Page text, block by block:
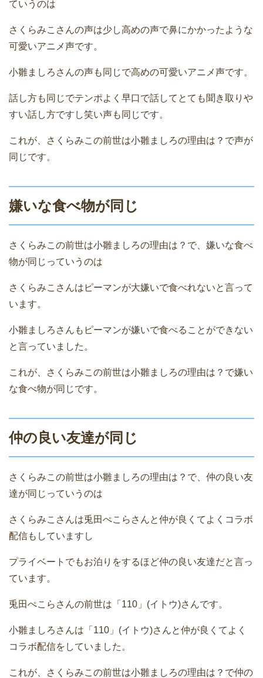
ていうのは
さくらみこさんの声は少し高めの声で鼻にかかったような
可愛いアニメ声です。
小雛ましろさんの声も同じで高めの可愛いアニメ声です。
話し方も同じでテンポよく早口で話してとても聞き取りや
すい話し方ですし笑い声も同じです。
これが、さくらみこの前世は小雛ましろの理由は？で声が
同じです。
嫌いな食べ物が同じ
さくらみこの前世は小雛ましろの理由は？で、嫌いな食べ
物が同じっていうのは
さくらみこさんはピーマンが大嫌いで食べれないと言って
います。
小雛ましろさんもピーマンが嫌いで食べることができない
と言っていました。
これが、さくらみこの前世は小雛ましろの理由は？で嫌い
な食べ物が同じです。
仲の良い友達が同じ
さくらみこの前世は小雛ましろの理由は？で、仲の良い友
達が同じっていうのは
さくらみこさんは兎田ぺこらさんと仲が良くてよくコラボ
配信もしていますし
プライベートでもお泊りをするほど仲の良い友達だと言っ
ています。
兎田ぺこらさんの前世は「110」(イトウ)さんです。
小雛ましろさんは「110」(イトウ)さんと仲が良くてよく
コラボ配信をしていました。
これが、さくらみこの前世は小雛ましろの理由は？で仲の